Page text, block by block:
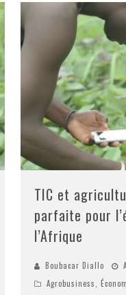
TIC et
parfaite pour
l’Afrique
Boubacar Diallo
Agrobusiness
,